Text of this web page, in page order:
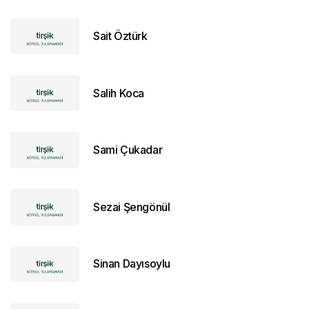
Sait Öztürk
Salih Koca
Sami Çukadar
Sezai Şengönül
Sinan Dayısoylu